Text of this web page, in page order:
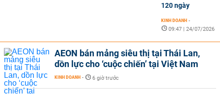
120 ngày
KINH DOANH -
09:47 | 24/07/2026
AEON bán mảng siêu thị tại Thái Lan,
dồn lực cho ‘cuộc chiến’ tại Việt Nam
KINH DOANH - 6 giờ trước